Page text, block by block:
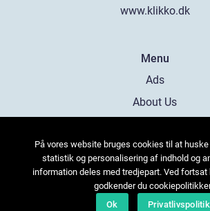
www.klikko.dk
Menu
Ads
About Us
Contact
Sitemap
På vores website bruges cookies til at
statistik og personalisering af indhold og
information deles med tredjepart. Ved
godkender du
Ok
Privatlivspolitik